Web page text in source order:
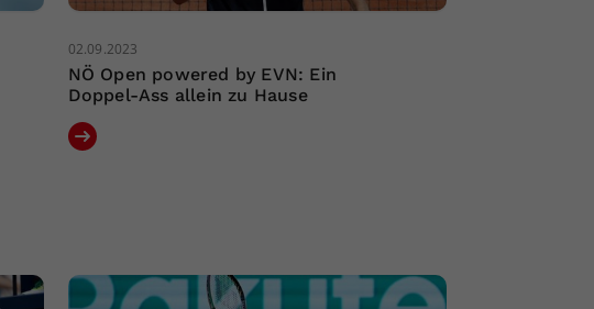
02.09.2023
NÖ Open powered by EVN: Ein
Doppel-Ass allein zu Hause